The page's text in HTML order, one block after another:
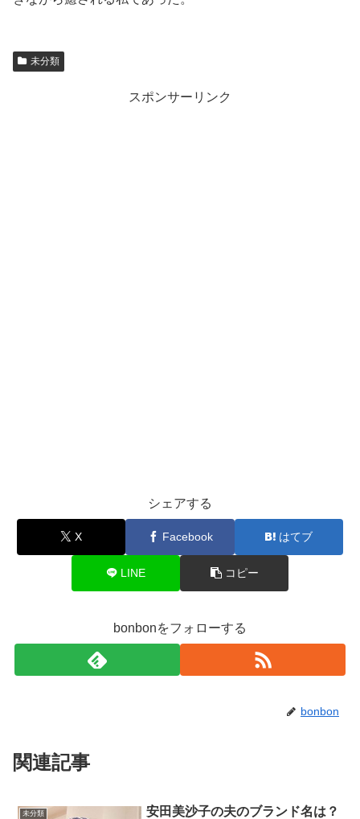
未分類
スポンサーリンク
シェアする
X Facebook はてブ
LINE コピー
bonbonをフォローする
bonbon
関連記事
未分類
安田美沙子の夫のブランド名は？